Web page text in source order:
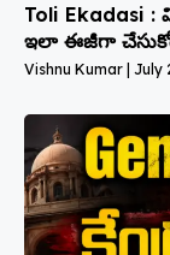
Toli Ekadasi :
ఇలా ఈజీగా
Vishnu Kumar July